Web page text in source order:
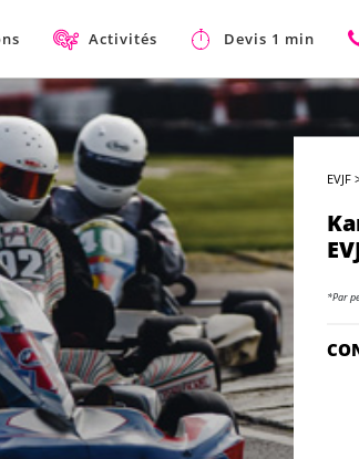
Activités Devis 1 min
EVJF
*Par